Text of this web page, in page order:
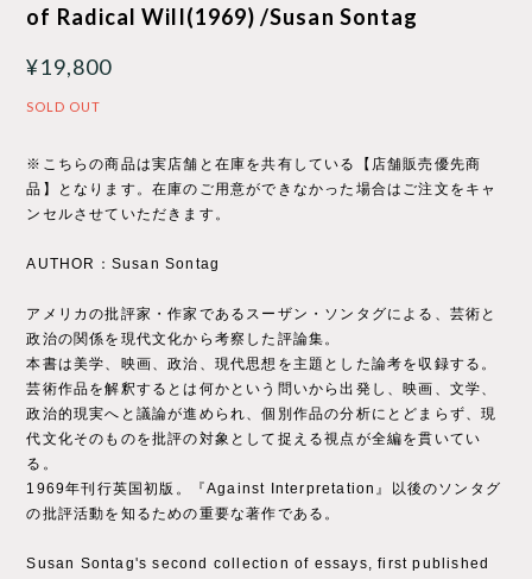
of Radical Will(1969) /Susan Sontag
¥19,800
SOLD OUT
※こちらの商品は実店舗と在庫を共有している【店舗販売優先商
品】となります。在庫のご用意ができなかった場合はご注文をキャ
ンセルさせていただきます。
AUTHOR：Susan Sontag
アメリカの批評家・作家であるスーザン・ソンタグによる、芸術と
政治の関係を現代文化から考察した評論集。
本書は美学、映画、政治、現代思想を主題とした論考を収録する。
芸術作品を解釈するとは何かという問いから出発し、映画、文学、
政治的現実へと議論が進められ、個別作品の分析にとどまらず、現
代文化そのものを批評の対象として捉える視点が全編を貫いてい
る。
1969年刊行英国初版。『Against Interpretation』以後のソンタグ
の批評活動を知るための重要な著作である。
Susan Sontag's second collection of essays, first published